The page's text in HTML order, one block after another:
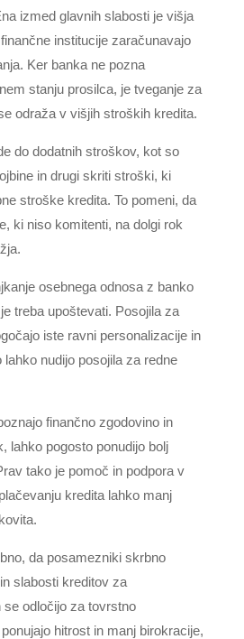
izmed glavnih slabosti je višja
institucije zaračunavajo
Ker banka ne pozna
stanju prosilca, je tveganje za
odraža v višjih stroških kredita.
do dodatnih stroškov, kot so
in drugi skriti stroški, ki
stroške kredita. To pomeni, da
ki niso komitenti, na dolgi rok
osebnega odnosa z banko
treba upoštevati. Posojila za
iste ravni personalizacije in
lahko nudijo posojila za redne
finančno zgodovino in
lahko pogosto ponudijo bolj
tako je pomoč in podpora v
kredita lahko manj
da posamezniki skrbno
slabosti kreditov za
se odločijo za tovrstno
hitrost in manj birokracije,